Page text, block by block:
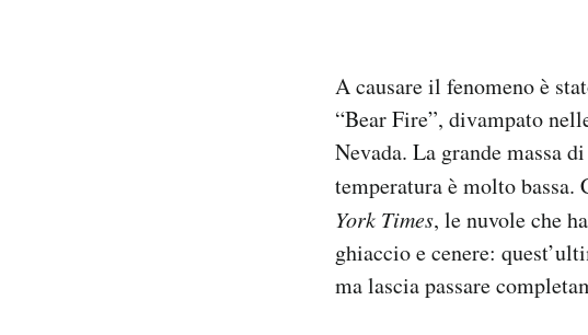
A causare il fenomeno è
“Bear Fire”, divampato
Nevada. La grande massa
temperatura è molto
York Times, le nuvole che
ghiaccio e cenere:
ma lascia passare